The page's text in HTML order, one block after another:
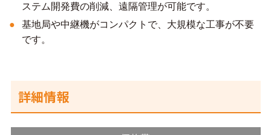
ステム開発費の削減、遠隔管理が可能です。
基地局や中継機がコンパクトで、大規模な工事が不要
です。
詳細情報